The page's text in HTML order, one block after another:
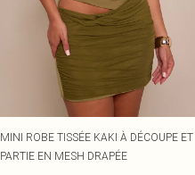
MINI ROBE TISSÉE KAKI À DÉCOUPE ET
PARTIE EN MESH DRAPÉE